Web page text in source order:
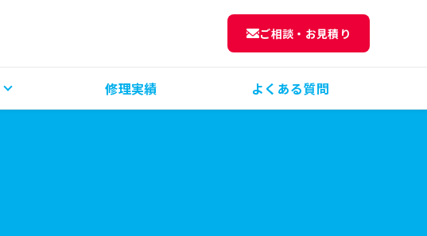
ご相談・お見積り
修理実績 よくある質問